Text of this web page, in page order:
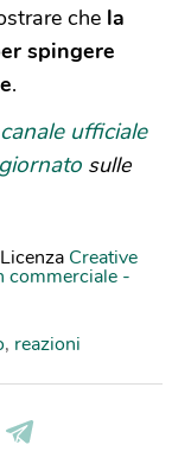
che la
spingere
.
ufficiale
sulle
Creative
commerciale -
, reazioni